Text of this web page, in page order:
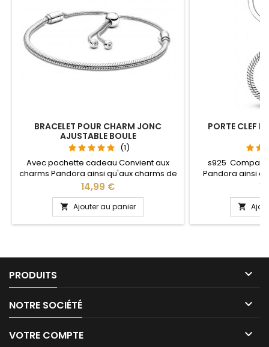
BRACELET POUR CHARM JONC
AJUSTABLE BOULE
(1)
Avec pochette cadeau Convient aux
charms Pandora ainsi qu'aux charms de
notre site idéal pour : Noël, Saint Valentin,
anniversaire, anniversaire de mariage La
partie ajustable se détache d'un coté
pour passer les charms par simple
pression sur le bouton Ajustable pour
Prix
14,99 €
 Ajouter au panier
PORTE CLEF
s925
Pandora ainsi
notre site idéal
anniversaire,
L'ouverture
niveau

PRODUITS 
NOTRE SOCIÉTÉ 
VOTRE COMPTE 